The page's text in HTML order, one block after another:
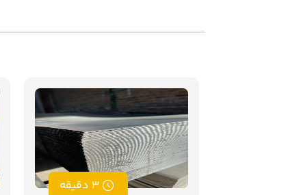
3 دقیقه